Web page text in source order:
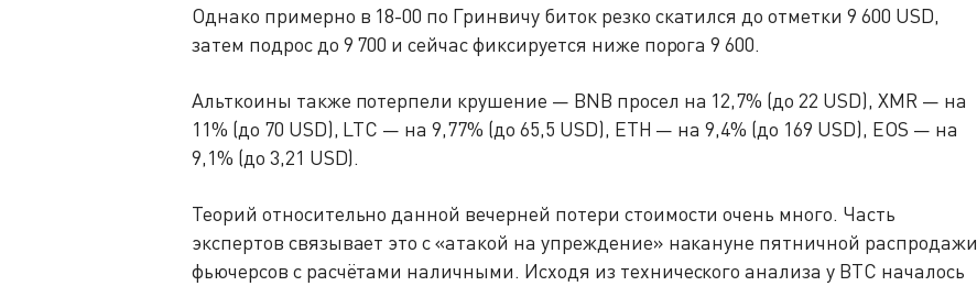
Однако примерно в 18-00 по Гринвичу биток резко скатился до отметки 9 600 USD,
затем подрос до 9 700 и сейчас фиксируется ниже порога 9 600.
Альткоины также потерпели крушение — BNB просел на 12,7% (до 22 USD), XMR — на
11% (до 70 USD), LTC — на 9,77% (до 65,5 USD), ETH — на 9,4% (до 169 USD), EOS — на
9,1% (до 3,21 USD).
Теорий относительно данной вечерней потери стоимости очень много. Часть
экспертов связывает это с «атакой на упреждение» накануне пятничной распродажи
фьючерсов с расчётами наличными. Исходя из технического анализа у BTC началось